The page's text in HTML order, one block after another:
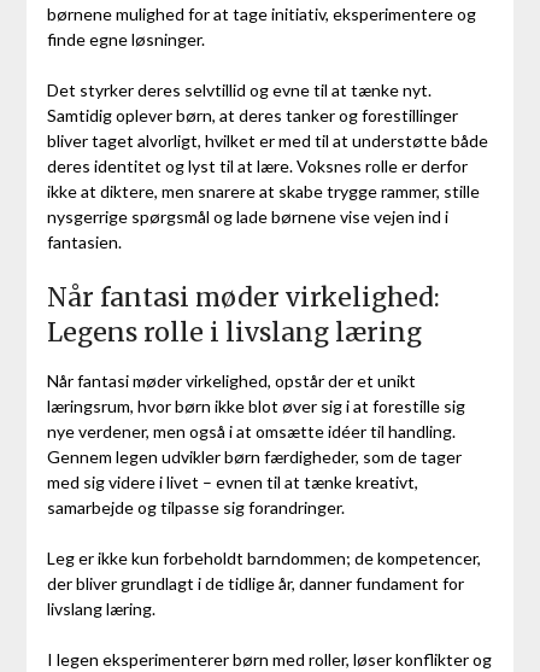
børnene mulighed for at tage initiativ, eksperimentere og
finde egne løsninger.
Det styrker deres selvtillid og evne til at tænke nyt.
Samtidig oplever børn, at deres tanker og forestillinger
bliver taget alvorligt, hvilket er med til at understøtte både
deres identitet og lyst til at lære. Voksnes rolle er derfor
ikke at diktere, men snarere at skabe trygge rammer, stille
nysgerrige spørgsmål og lade børnene vise vejen ind i
fantasien.
Når fantasi møder virkelighed:
Legens rolle i livslang læring
Når fantasi møder virkelighed, opstår der et unikt
læringsrum, hvor børn ikke blot øver sig i at forestille sig
nye verdener, men også i at omsætte idéer til handling.
Gennem legen udvikler børn færdigheder, som de tager
med sig videre i livet – evnen til at tænke kreativt,
samarbejde og tilpasse sig forandringer.
Leg er ikke kun forbeholdt barndommen; de kompetencer,
der bliver grundlagt i de tidlige år, danner fundament for
livslang læring.
I legen eksperimenterer børn med roller, løser konflikter og